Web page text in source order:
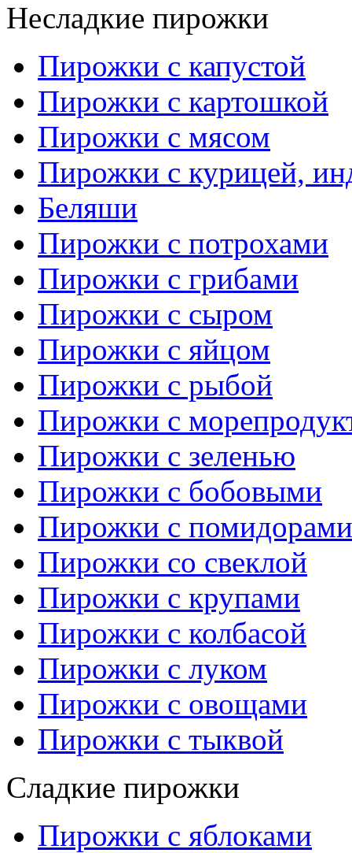
Несладкие пирожки
Пирожки с капустой
Пирожки с картошкой
Пирожки с мясом
Пирожки с курицей,
Беляши
Пирожки с потрохами
Пирожки с грибами
Пирожки с сыром
Пирожки с яйцом
Пирожки с рыбой
Пирожки с
Пирожки с зеленью
Пирожки с бобовыми
Пирожки с помидорами
Пирожки со свеклой
Пирожки с крупами
Пирожки с колбасой
Пирожки с луком
Пирожки с овощами
Пирожки с тыквой
Сладкие пирожки
Пирожки с яблоками